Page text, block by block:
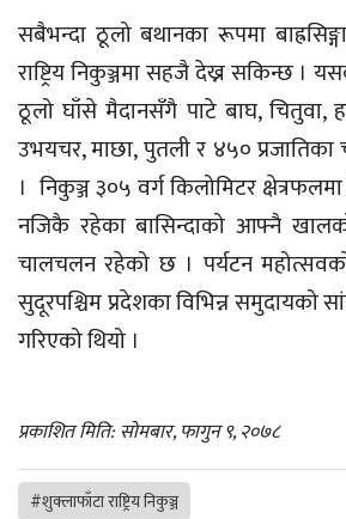
सबैभन्दा ठूलो बथानका रूपमा
राष्ट्रिय निकुञ्जमा सहजै देख्न सकिन्छ ।
ठूलो घाँसे मैदानसँगै पाटे बाघ, चितुवा,
उभयचर, माछा, पुतली र ४५०
। निकुञ्ज ३०५ वर्ग किलोमिटर
नजिकै रहेका बासिन्दाको आफ्नै
चालचलन रहेको छ । पर्यटन
सुदूरपश्चिम प्रदेशका विभिन्न समुदायको
गरिएको थियो ।
प्रकाशित मिति: सोमबार, फागुन ९, २०७८
#शुक्लाफाँटा राष्ट्रिय निकुञ्ज